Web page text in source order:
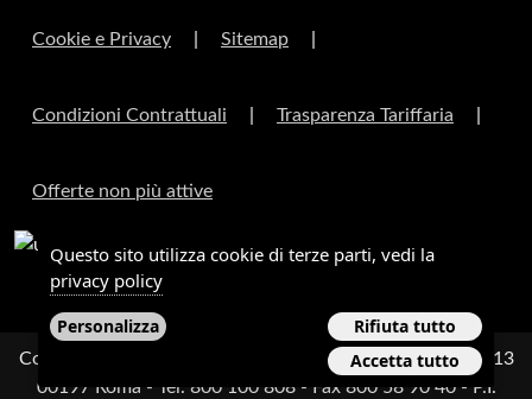
Cookie e Privacy Sitemap
Condizioni Contrattuali Trasparenza Tariffaria
Offerte non più attive
Copyright 2003-2026 © Mediacare Spa ® - Viale Parioli, 13
00197 Roma - Tel. 800 100 808 - Fax 800 58 90 40 - P.I.
Questo sito utilizza cookie di terze parti, vedi la
privacy policy
Personalizza
Rifiuta tutto
Accetta tutto